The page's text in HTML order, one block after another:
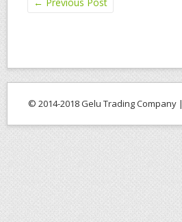
© 2014-2018 Gelu Trading Company |